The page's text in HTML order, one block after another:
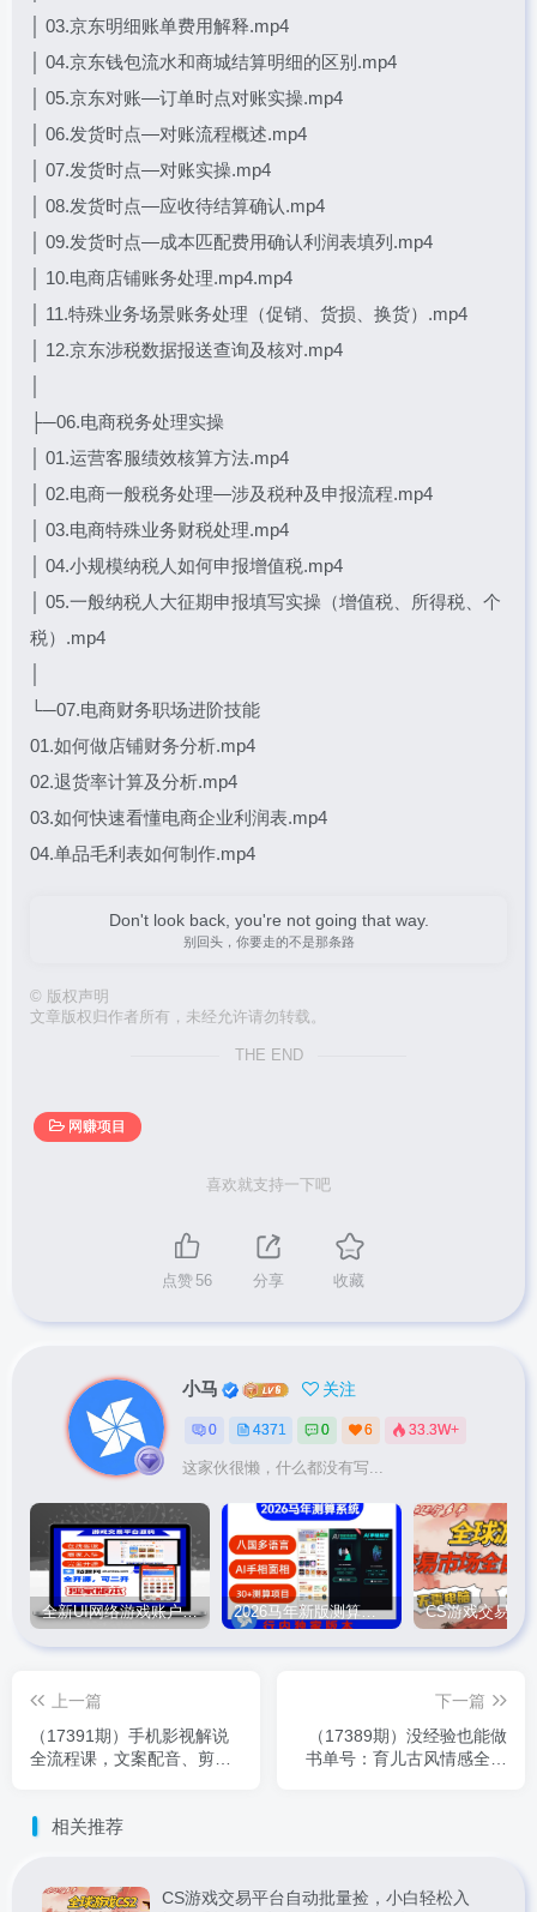
│ 03.京东明细账单费用解释.mp4
│ 04.京东钱包流水和商城结算明细的区别.mp4
│ 05.京东对账—订单时点对账实操.mp4
│ 06.发货时点—对账流程概述.mp4
│ 07.发货时点—对账实操.mp4
│ 08.发货时点—应收待结算确认.mp4
│ 09.发货时点—成本匹配费用确认利润表填列.mp4
│ 10.电商店铺账务处理.mp4.mp4
│ 11.特殊业务场景账务处理（促销、货损、换货）.mp4
│ 12.京东涉税数据报送查询及核对.mp4
├─06.电商税务处理实操
│ 01.运营客服绩效核算方法.mp4
│ 02.电商一般税务处理—涉及税种及申报流程.mp4
│ 03.电商特殊业务财税处理.mp4
│ 04.小规模纳税人如何申报增值税.mp4
│ 05.一般纳税人大征期申报填写实操（增值税、所得税、个
税）.mp4
└─07.电商财务职场进阶技能
01.如何做店铺财务分析.mp4
02.退货率计算及分析.mp4
03.如何快速看懂电商企业利润表.mp4
04.单品毛利表如何制作.mp4
Don't look back, you're not going that way.
别回头，你要走的不是那条路
© 版权声明
文章版权归作者所有，未经允许请勿转载。
THE END
网赚项目
喜欢就支持一下吧
点赞 56 分享 收藏
小马 关注
0 4371 0 6 33.3W+
这家伙很懒，什么都没有写...
全新UI网络游戏账户交易平台系统 全开源版本 2026马年新版测算系统源码
上一篇
（17391期）手机影视解说
全流程课，文案配音、剪辑
下一篇
（17389期）没经验也能做
书单号：育儿古风情感全类
相关推荐
CS游戏交易平台自动批量捡，小白轻松入